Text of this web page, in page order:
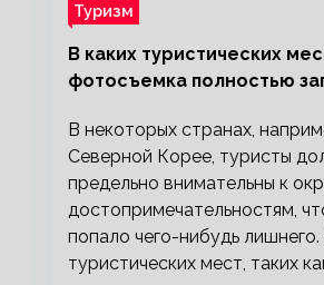
Туризм
В каких туристических
фотосъемка полностью
В некоторых странах,
Северной Корее, туристы
предельно внимательны к
достопримечательностям,
попало чего-нибудь
туристических мест, таких